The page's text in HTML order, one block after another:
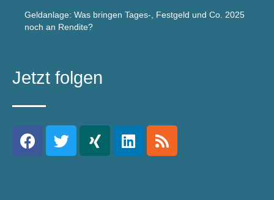
Geldanlage: Was bringen Tages-, Festgeld und Co. 2025
noch an Rendite?
Jetzt folgen